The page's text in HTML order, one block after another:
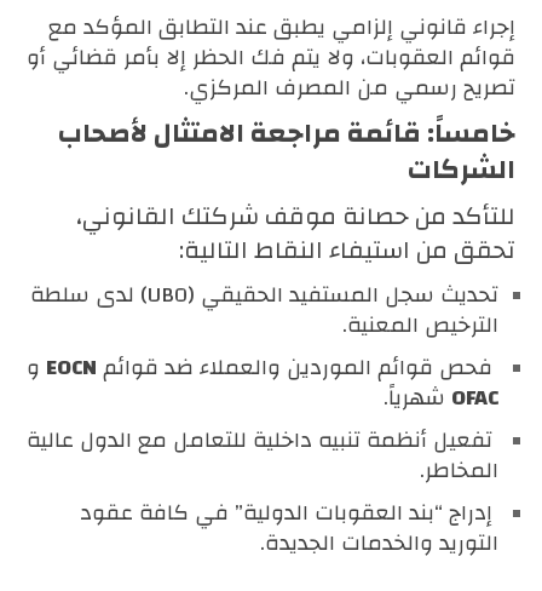
إجراء قانوني إلزامي يطبق عند التطابق المؤكد مع
قوائم العقوبات، ولا يتم فك الحظر إلا بأمر قضائي أو
تصريح رسمي من المصرف المركزي.
خامساً: قائمة مراجعة الامتثال لأصحاب
الشركات
للتأكد من حصانة موقف شركتك القانوني،
تحقق من استيفاء النقاط التالية:
تحديث سجل المستفيد الحقيقي (UBO) لدى سلطة
الترخيص المعنية.
فحص قوائم الموردين والعملاء ضد قوائمEOCN و
OFAC شهرياً.
تفعيل أنظمة تنبيه داخلية للتعامل مع الدول عالية
المخاطر.
إدراج “بند العقوبات الدولية” في كافة عقود
التوريد والخدمات الجديدة.